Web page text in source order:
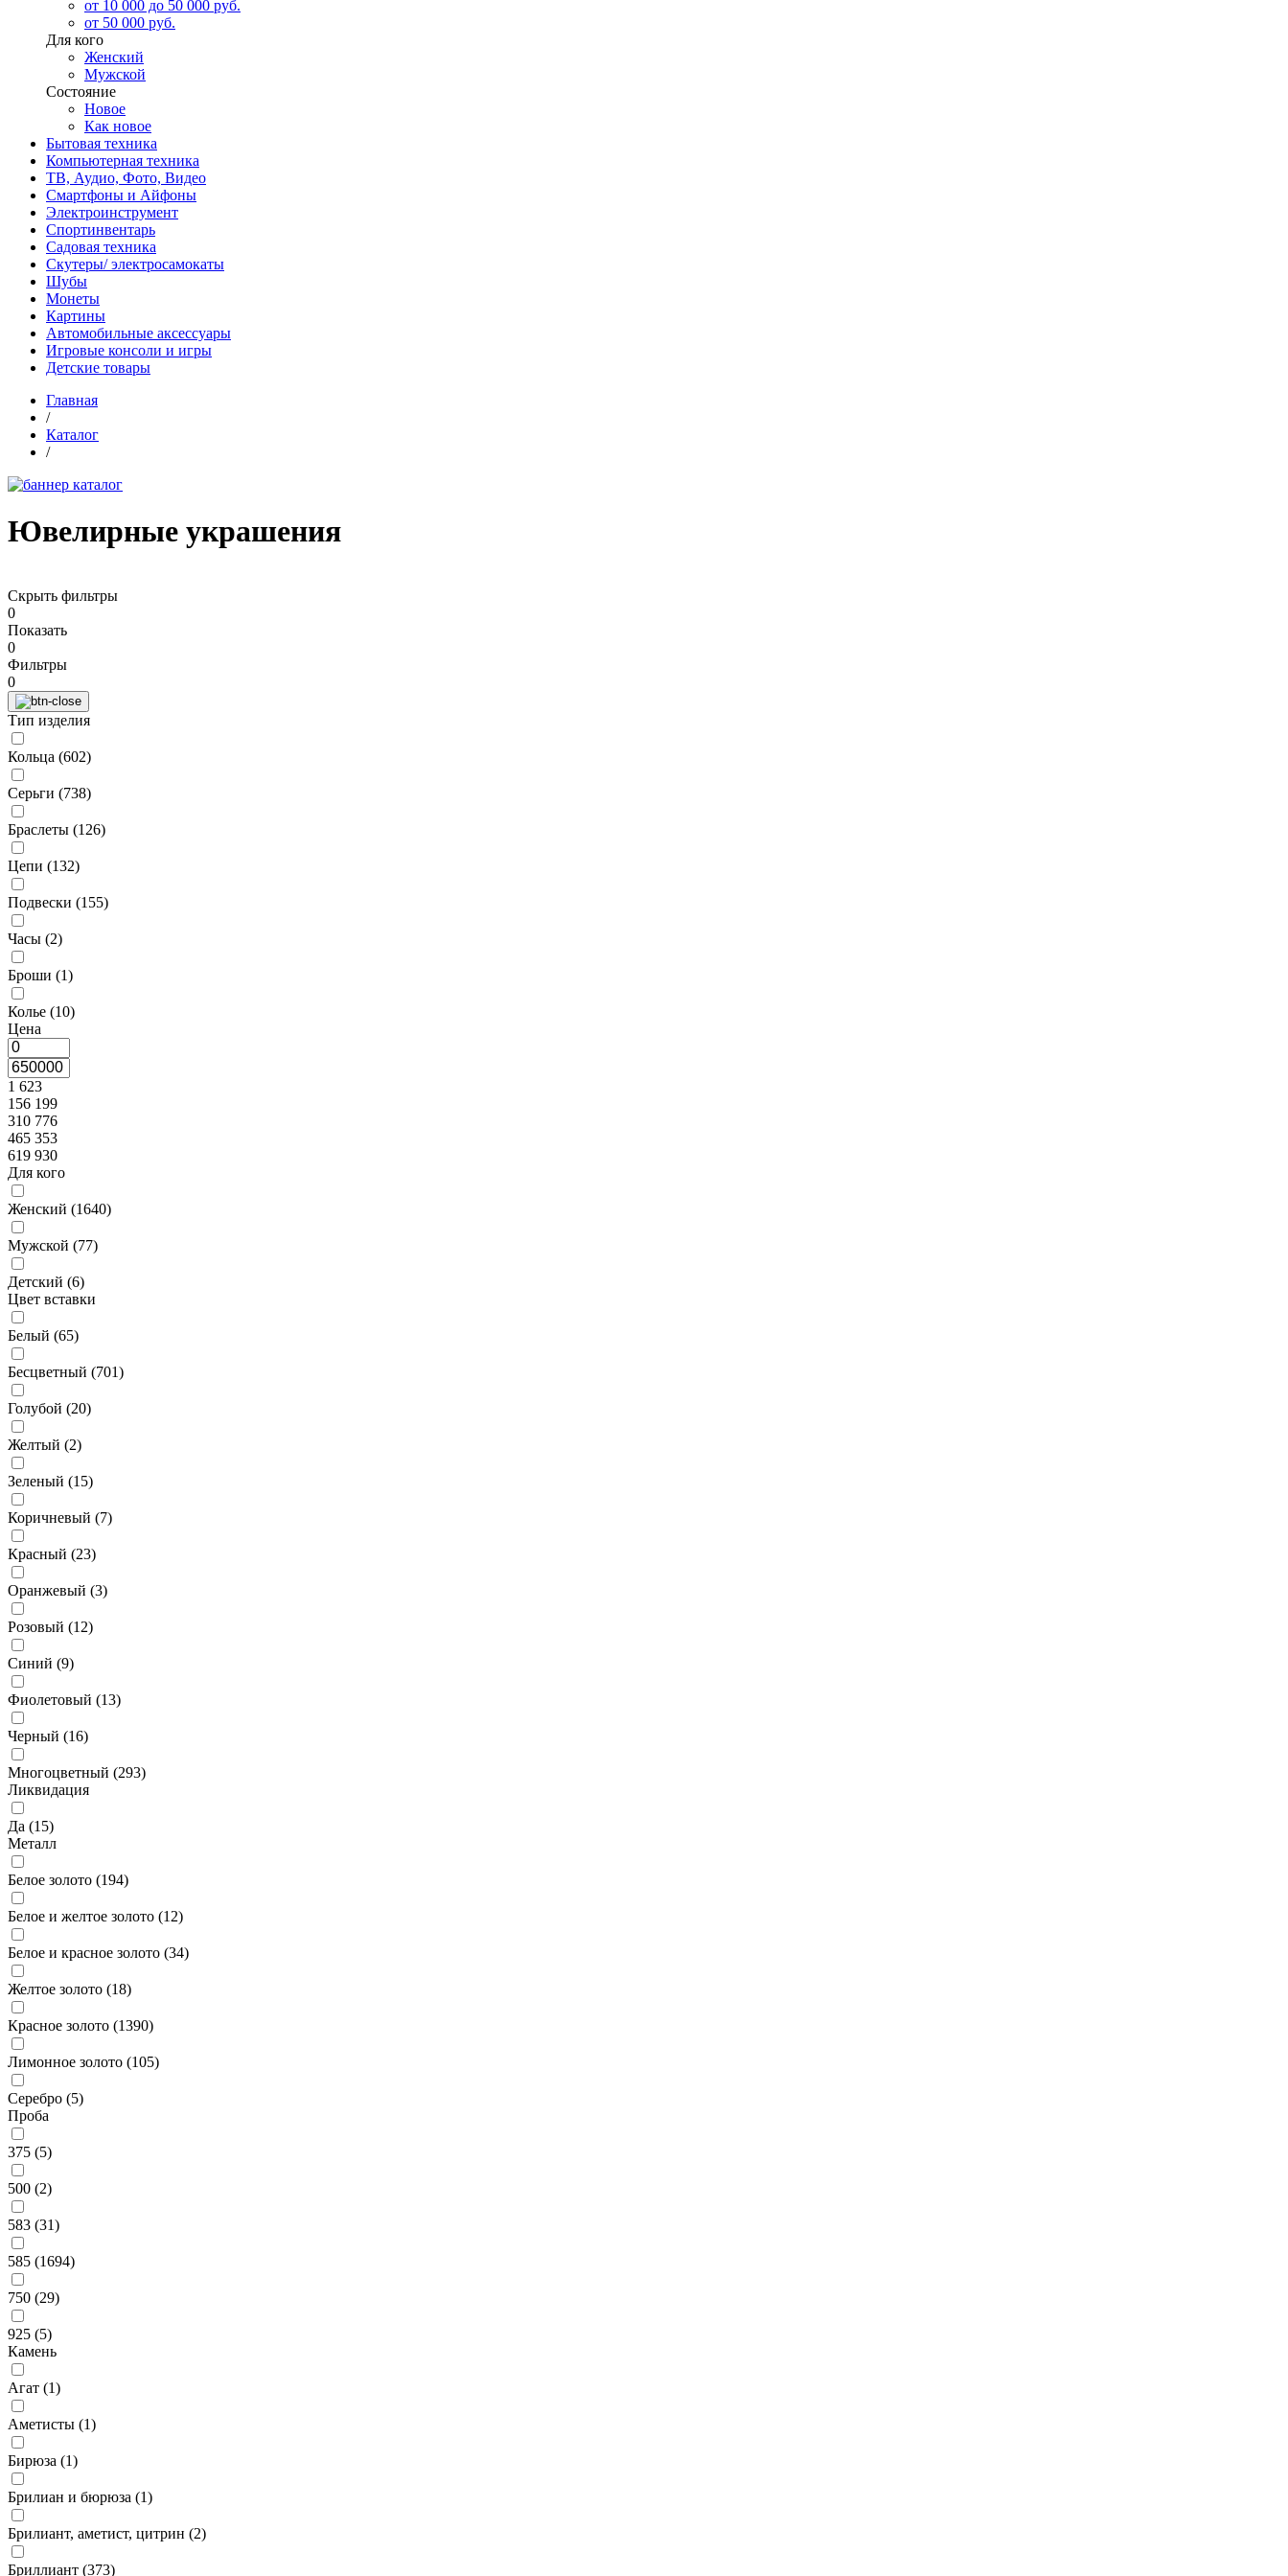
от 10 000 до 50 000 руб.
от 50 000 руб.
Для кого
Женский
Мужской
Состояние
Новое
Как новое
Бытовая техника
Компьютерная техника
ТВ, Аудио, Фото, Видео
Смартфоны и Айфоны
Электроинструмент
Спортинвентарь
Садовая техника
Скутеры/ электросамокаты
Шубы
Монеты
Картины
Автомобильные аксессуары
Игровые консоли и игры
Детские товары
Главная
/
Каталог
/
Ювелирные украшения
Скрыть фильтры
0
Показать
0
Фильтры
0
Тип изделия
Кольца (602)
Серьги (738)
Браслеты (126)
Цепи (132)
Подвески (155)
Часы (2)
Броши (1)
Колье (10)
Цена
1 623
156 199
310 776
465 353
619 930
Для кого
Женский (1640)
Мужской (77)
Детский (6)
Цвет вставки
Белый (65)
Бесцветный (701)
Голубой (20)
Желтый (2)
Зеленый (15)
Коричневый (7)
Красный (23)
Оранжевый (3)
Розовый (12)
Синий (9)
Фиолетовый (13)
Черный (16)
Многоцветный (293)
Ликвидация
Да (15)
Металл
Белое золото (194)
Белое и желтое золото (12)
Белое и красное золото (34)
Желтое золото (18)
Красное золото (1390)
Лимонное золото (105)
Серебро (5)
Проба
375 (5)
500 (2)
583 (31)
585 (1694)
750 (29)
925 (5)
Камень
Агат (1)
Аметисты (1)
Бирюза (1)
Брилиан и бюрюза (1)
Брилиант, аметист, цитрин (2)
Бриллиант (373)